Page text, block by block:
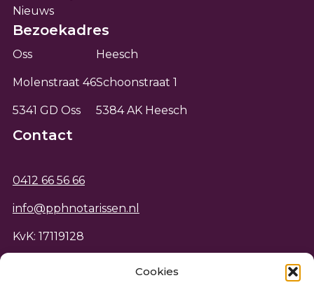
Cookies
Nieuws
Bezoekadres
Oss
Molenstraat 46
5341 GD Oss
Heesch
Schoonstraat 1
5384 AK Heesch
Contact
0412 66 56 66
info@pphnotarissen.nl
KvK: 17119128